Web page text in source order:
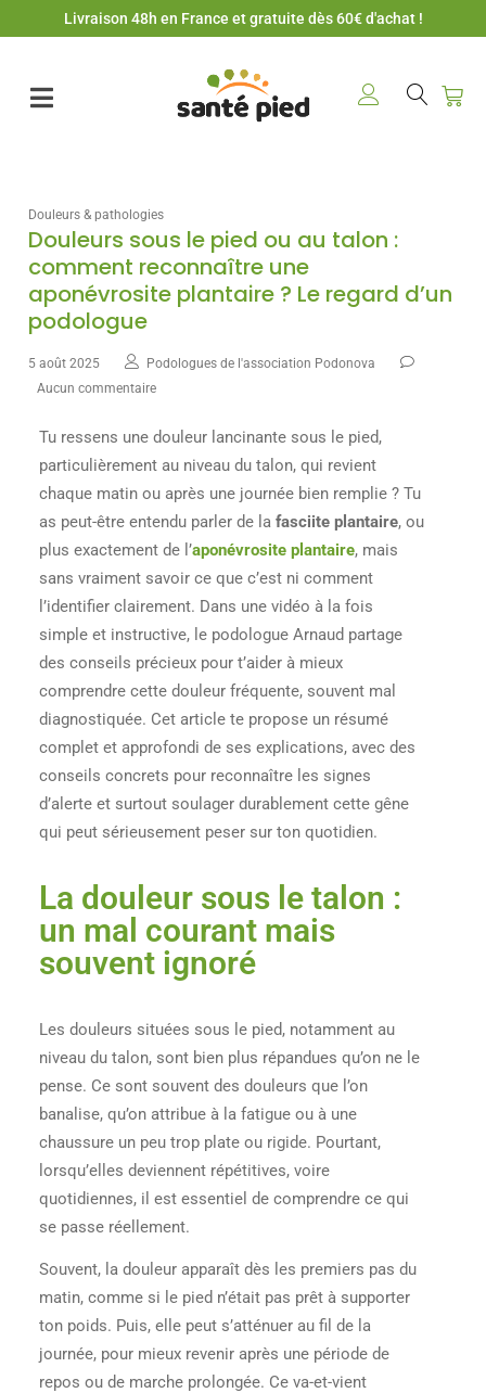
Livraison 48h en France et gratuite dès 60€ d'achat !
Douleurs & pathologies
Douleurs sous le pied ou au talon :
comment reconnaître une
aponévrosite plantaire ? Le regard d’un
podologue
5 août 2025
Podologues de l'association Podonova
Aucun commentaire
Tu ressens une douleur lancinante sous le pied,
particulièrement au niveau du talon, qui revient
chaque matin ou après une journée bien remplie ? Tu
as peut-être entendu parler de lafasciite plantaire, ou
plus exactement de l’aponévrosite plantaire, mais
sans vraiment savoir ce que c’est ni comment
l’identifier clairement. Dans une vidéo à la fois
simple et instructive, le podologue Arnaud partage
des conseils précieux pour t’aider à mieux
comprendre cette douleur fréquente, souvent mal
diagnostiquée. Cet article te propose un résumé
complet et approfondi de ses explications, avec des
conseils concrets pour reconnaître les signes
d’alerte et surtout soulager durablement cette gêne
qui peut sérieusement peser sur ton quotidien.
La douleur sous le talon :
un mal courant mais
souvent ignoré
Les douleurs situées sous le pied, notamment au
niveau du talon, sont bien plus répandues qu’on ne le
pense. Ce sont souvent des douleurs que l’on
banalise, qu’on attribue à la fatigue ou à une
chaussure un peu trop plate ou rigide. Pourtant,
lorsqu’elles deviennent répétitives, voire
quotidiennes, il est essentiel de comprendre ce qui
se passe réellement.
Souvent, la douleur apparaît dès les premiers pas du
matin, comme si le pied n’était pas prêt à supporter
ton poids. Puis, elle peut s’atténuer au fil de la
journée, pour mieux revenir après une période de
repos ou de marche prolongée. Ce va-et-vient